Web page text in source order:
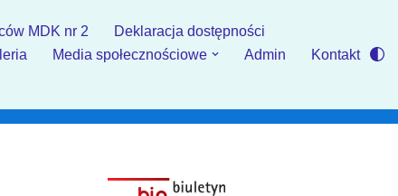
MDK nr 2
Deklaracja dostępności
Media społecznościowe Admin
Kontakt